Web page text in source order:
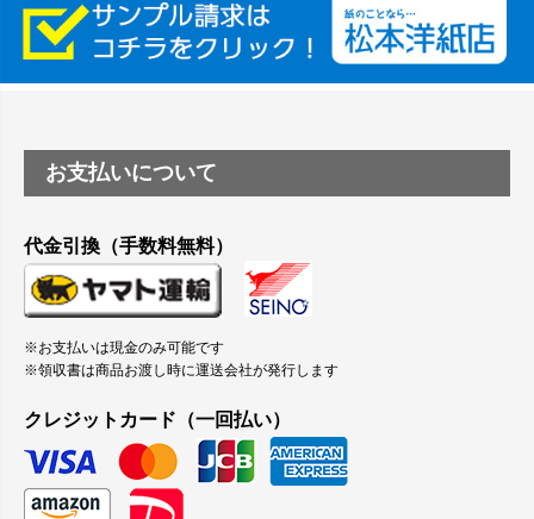
縦420mm×横650mmの包装紙に適した紙はありますか？
お支払いについて
代金引換（手数料無料）
※お支払いは現金のみ可能です
※領収書は商品お渡し時に運送会社が発行します
クレジットカード（一回払い）